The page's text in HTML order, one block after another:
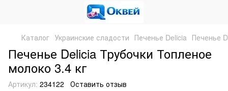
Каталог Украинские сладости Печенье Delicia Печенье
Печенье Delicia Трубочки Топленое
молоко 3.4 кг
Артикул: 234122 Оставить отзыв